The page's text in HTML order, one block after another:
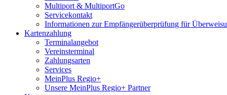
Multiport & MultiportGo
Servicekontakt
Informationen zur Empfängerüberprüfung für
Kartenzahlung
Terminalangebot
Vereinsterminal
Zahlungsarten
Services
MeinPlus Regio+
Unsere MeinPlus Regio+ Partner